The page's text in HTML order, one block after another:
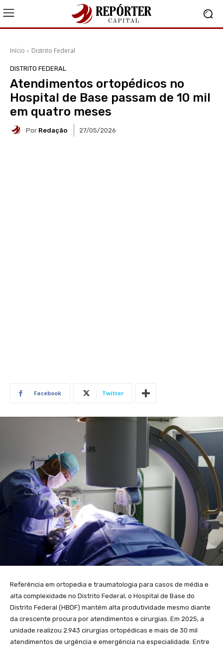
Início Distrito Federal
DISTRITO FEDERAL
Atendimentos ortopédicos no
Hospital de Base passam de 10 mil
em quatro meses
Por Redação 27/05/2026
Facebook Twitter
Referência em ortopedia e traumatologia para casos de média e
alta complexidade no Distrito Federal, o Hospital de Base do
Distrito Federal (HBDF) mantém alta produtividade mesmo diante
da crescente procura por atendimentos e cirurgias. Em 2025, a
unidade realizou 2.943 cirurgias ortopédicas e mais de 30 mil
atendimentos de urgência e emergência na especialidade. Entre